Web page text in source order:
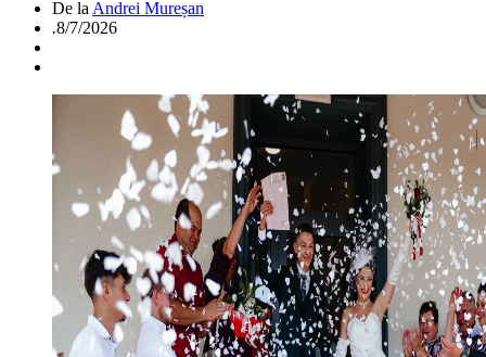
De la Andrei Mureșan
.8/7/2026